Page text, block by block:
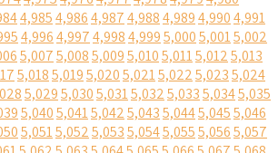
4,9854,9864,9874,9884,9894,9904,991
4,9964,9974,9984,9995,0005,0015,002
5,0075,0085,0095,0105,0115,0125,013
5,0185,0195,0205,0215,0225,0235,024
5,0295,0305,0315,0325,0335,0345,035
5,0405,0415,0425,0435,0445,0455,046
5,0515,0525,0535,0545,0555,0565,057